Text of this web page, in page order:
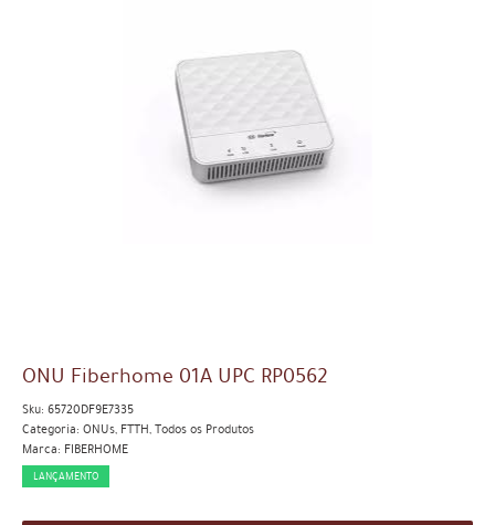
ONU Fiberhome 01A UPC RP0562
Sku: 65720DF9E7335
Categoria: ONUs, FTTH,Todos os Produtos
Marca: FIBERHOME
LANÇAMENTO